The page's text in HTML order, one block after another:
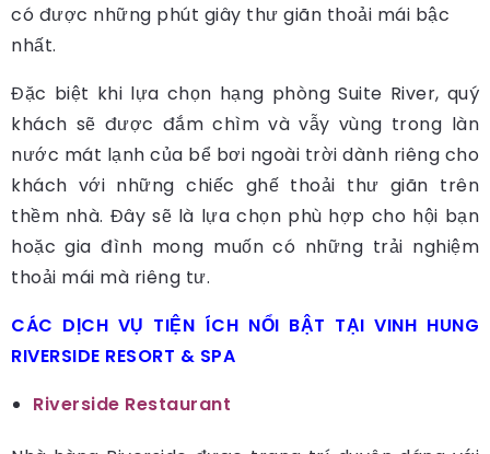
có được những phút giây thư giãn thoải mái bậc
nhất.
Đặc biệt khi lựa chọn hạng phòng Suite River, quý
khách sẽ được đắm chìm và vẫy vùng trong làn
nước mát lạnh của bể bơi ngoài trời dành riêng cho
khách với những chiếc ghế thoải thư giãn trên
thềm nhà. Đây sẽ là lựa chọn phù hợp cho hội bạn
hoặc gia đình mong muốn có những trải nghiệm
thoải mái mà riêng tư.
CÁC DỊCH VỤ TIỆN ÍCH NỔI BẬT TẠI VINH HUNG
RIVERSIDE RESORT & SPA
Riverside Restaurant